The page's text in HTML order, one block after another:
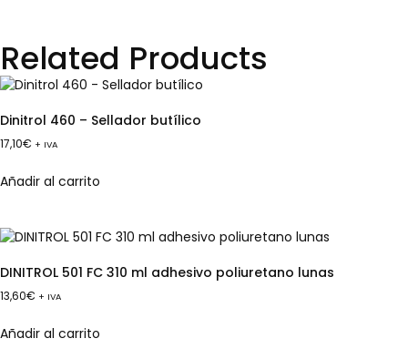
Related Products
Dinitrol 460 – Sellador butílico
17,10€ + IVA
Añadir al carrito
DINITROL 501 FC 310 ml adhesivo poliuretano lunas
13,60€ + IVA
Añadir al carrito